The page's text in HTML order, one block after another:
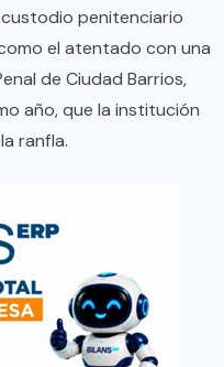
penitenciario
el atentado con una
de Ciudad Barrios,
año, que la institución
ranfla.